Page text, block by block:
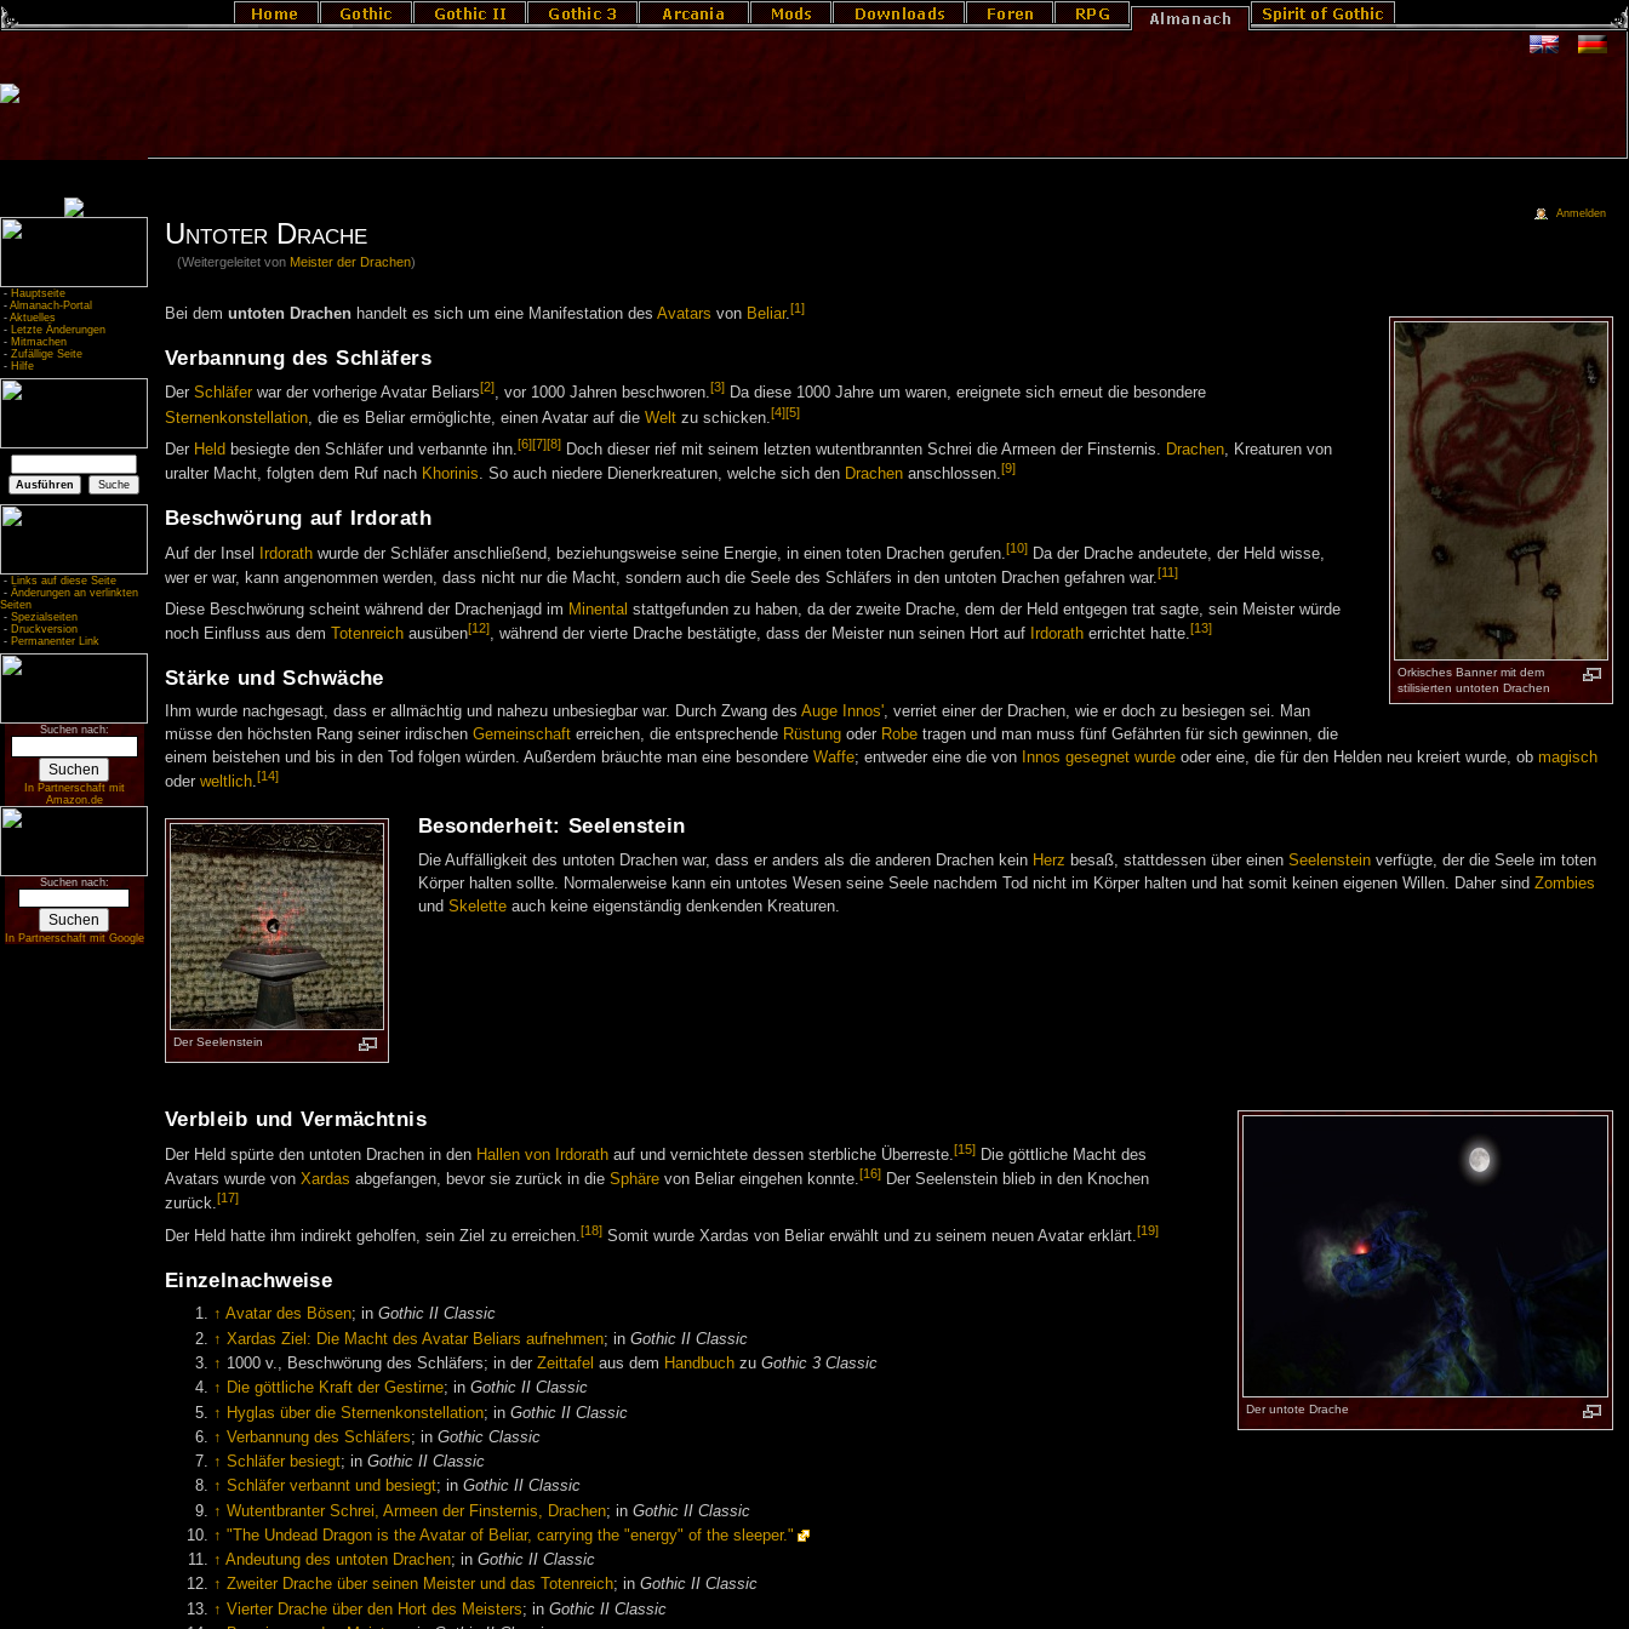
- Hauptseite
- Almanach-Portal
- Aktuelles
- Letzte Änderungen
- Mitmachen
- Zufällige Seite
- Hilfe
- Links auf diese Seite
- Änderungen an verlinkten
Seiten
- Spezialseiten
- Druckversion
- Permanenter Link
Suchen nach:
In Partnerschaft mit
Amazon.de
Suchen nach:
In Partnerschaft mit Google
Untoter Drache
(Weitergeleitet von Meister der Drachen)
Orkisches Banner mit dem
stilisierten untoten Drachen
Bei dem untoten Drachenhandelt es sich um eine Manifestation des Avatars von Beliar.[1]
Verbannung des Schläfers
Der Schläferwar der vorherige Avatar Beliars[2], vor 1000 Jahren beschworen.[3]Da diese 1000 Jahre um waren, ereignete sich erneut die besondere
Sternenkonstellation, die es Beliar ermöglichte, einen Avatar auf die Weltzu schicken.[4][5]
Der Held besiegte den Schläfer und verbannte ihn.[6][7][8]Doch dieser rief mit seinem letzten wutentbrannten Schrei die Armeen der Finsternis. Drachen, Kreaturen von
uralter Macht, folgten dem Ruf nach Khorinis. So auch niedere Dienerkreaturen, welche sich den Drachenanschlossen.[9]
Beschwörung auf Irdorath
Auf der Insel Irdorathwurde der Schläfer anschließend, beziehungsweise seine Energie, in einen toten Drachen gerufen.[10]Da der Drache andeutete, der Held wisse,
wer er war, kann angenommen werden, dass nicht nur die Macht, sondern auch die Seele des Schläfers in den untoten Drachen gefahren war.[11]
Diese Beschwörung scheint während der Drachenjagd im Minental stattgefunden zu haben, da der zweite Drache, dem der Held entgegen trat sagte, sein Meister würde
noch Einfluss aus dem
Totenreichausüben[12], während der vierte Drache bestätigte, dass der Meister nun seinen Hort auf Irdoratherrichtet hatte.[13]
Stärke und Schwäche
Ihm wurde nachgesagt, dass er allmächtig und nahezu unbesiegbar war. Durch Zwang des Auge Innos', verriet einer der Drachen, wie er doch zu besiegen sei. Man
müsse den höchsten Rang seiner irdischen Gemeinschafterreichen, die entsprechende Rüstungoder Robetragen und man muss fünf Gefährten für sich gewinnen, die
einem beistehen und bis in den Tod folgen würden. Außerdem bräuchte man eine besondere Waffe; entweder eine die von Innos gesegnet wurdeoder eine, die für den Helden neu kreiert wurde, ob magisch
oder weltlich.[14]
Der Seelenstein
Besonderheit: Seelenstein
Die Auffälligkeit des untoten Drachen war, dass er anders als die anderen Drachen kein Herz besaß, stattdessen über einen Seelensteinverfügte, der die Seele im toten
Körper halten sollte. Normalerweise kann ein untotes Wesen seine Seele nachdem Tod nicht im Körper halten und hat somit keinen eigenen Willen. Daher sind Zombies
und Skeletteauch keine eigenständig denkenden Kreaturen.
Der untote Drache
Verbleib und Vermächtnis
Der Held spürte den untoten Drachen in den Hallen von Irdorathauf und vernichtete dessen sterbliche Überreste.[15]Die göttliche Macht des
Avatars wurde von Xardas abgefangen, bevor sie zurück in die Sphärevon Beliar eingehen konnte.[16]Der Seelenstein blieb in den Knochen
zurück.[17]
Der Held hatte ihm indirekt geholfen, sein Ziel zu erreichen.[18]Somit wurde Xardas von Beliar erwählt und zu seinem neuen Avatar erklärt.[19]
Einzelnachweise
↑ Avatar des Bösen; inGothic II Classic
↑ Xardas Ziel: Die Macht des Avatar Beliars aufnehmen; inGothic II Classic
↑ 1000 v., Beschwörung des Schläfers; in derZeittafel aus dem Handbuch zuGothic 3 Classic
↑ Die göttliche Kraft der Gestirne; inGothic II Classic
↑ Hyglas über die Sternenkonstellation; inGothic II Classic
↑ Verbannung des Schläfers; inGothic Classic
↑ Schläfer besiegt; inGothic II Classic
↑ Schläfer verbannt und besiegt; inGothic II Classic
↑ Wutentbranter Schrei, Armeen der Finsternis, Drachen; inGothic II Classic
↑ "The Undead Dragon is the Avatar of Beliar, carrying the "energy" of the sleeper."
↑ Andeutung des untoten Drachen; inGothic II Classic
↑ Zweiter Drache über seinen Meister und das Totenreich; inGothic II Classic
↑ Vierter Drache über den Hort des Meisters; inGothic II Classic
Anmelden